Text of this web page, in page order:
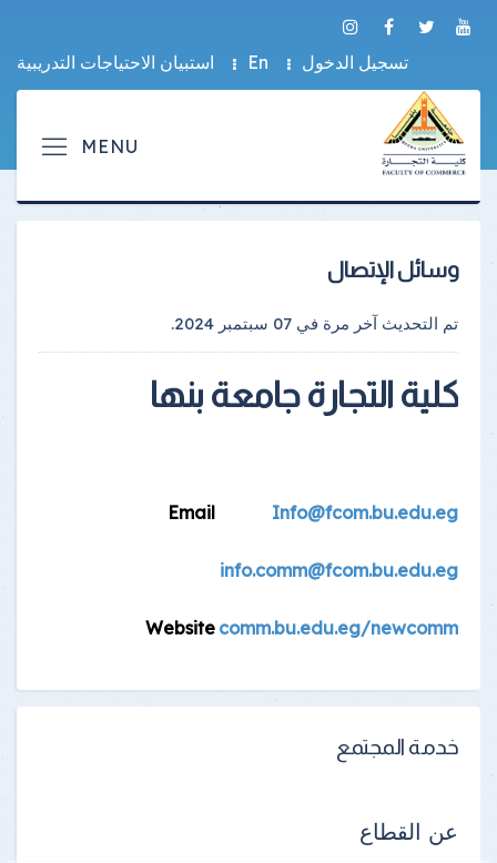
تسجيل الدخول En استبيان الاحتياجات التدريبية
وسائل الإتصال
تم التحديث آخر مرة في 07 سبتمبر 2024 .
كلية التجارة جامعة بنها
Info@fcom.bu.edu.eg
Email
info.comm@fcom.bu.edu.eg
comm.bu.edu.eg/newcomm
Website
خدمة المجتمع
عن القطاع